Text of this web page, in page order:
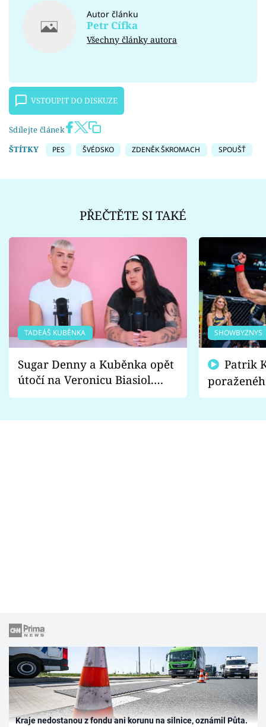
Autor článku
Petr Cífka
Všechny články autora
VSTOUPIT DO DISKUZE
Sdílejte článek
ŠTÍTKY
PES ŠVÉDSKO ZDENĚK ŠKROMACH SPOUŠŤ
PŘEČTĚTE SI TAKÉ
TADEÁŠ KUBĚNKA
Sugar Denny a Kuběnka opět
útočí na Veronicu Biasiol.
Proč je podle nich falešná a
SHOWBYZNYS
fanoušci
Kraje nedostanou z fondu ani korunu na silnice, oznámil Půta.